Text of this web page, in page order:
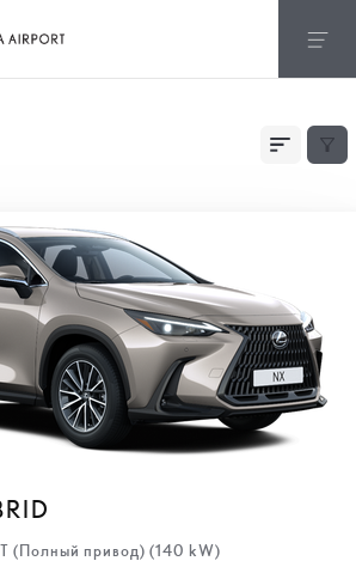
(Полный привод) (140 kW)